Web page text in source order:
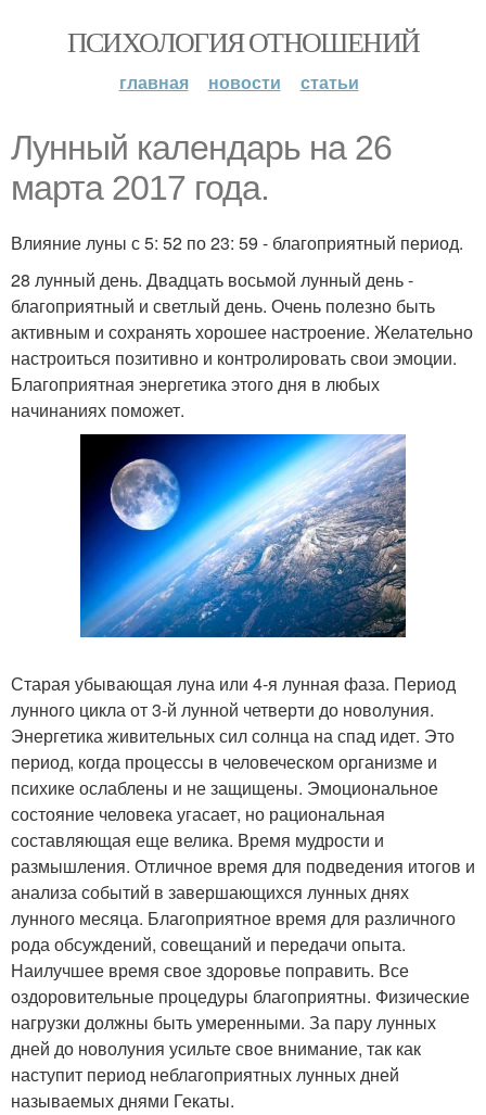
ПСИХОЛОГИЯ ОТНОШЕНИЙ
главная новости статьи
Лунный календарь на 26
марта 2017 года.
Влияние луны с 5: 52 по 23: 59 - благоприятный период.
28 лунный день. Двадцать восьмой лунный день -
благоприятный и светлый день. Очень полезно быть
активным и сохранять хорошее настроение. Желательно
настроиться позитивно и контролировать свои эмоции.
Благоприятная энергетика этого дня в любых
начинаниях поможет.
Старая убывающая луна или 4-я лунная фаза. Период
лунного цикла от 3-й лунной четверти до новолуния.
Энергетика живительных сил солнца на спад идет. Это
период, когда процессы в человеческом организме и
психике ослаблены и не защищены. Эмоциональное
состояние человека угасает, но рациональная
составляющая еще велика. Время мудрости и
размышления. Отличное время для подведения итогов и
анализа событий в завершающихся лунных днях
лунного месяца. Благоприятное время для различного
рода обсуждений, совещаний и передачи опыта.
Наилучшее время свое здоровье поправить. Все
оздоровительные процедуры благоприятны. Физические
нагрузки должны быть умеренными. За пару лунных
дней до новолуния усильте свое внимание, так как
наступит период неблагоприятных лунных дней
называемых днями Гекаты.